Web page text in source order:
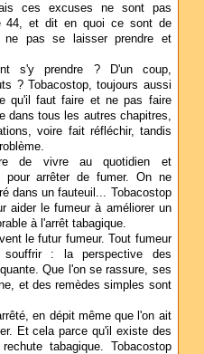
ces excuses ne sont pas
44, et dit en quoi ce sont de
ne pas se laisser prendre et
s'y prendre ? D'un coup,
? Tobacostop, toujours aussi
qu'il faut faire et ne pas faire
dans tous les autres chapitres,
voire fait réfléchir, tandis
de vivre au quotidien et
pour arrêter de fumer. On ne
dans un fauteuil... Tobacostop
aider le fumeur à améliorer un
à l'arrêt tabagique.
le futur fumeur. Tout fumeur
: la perspective des
Que l'on se rassure, ses
et des remèdes simples sont
en dépit même que l'on ait
Et cela parce qu'il existe des
tabagique. Tobacostop